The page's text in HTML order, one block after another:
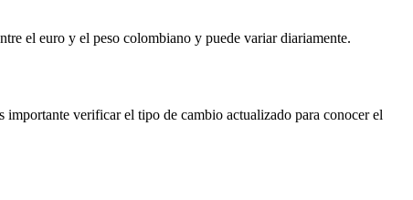
el euro y el peso colombiano y puede variar diariamente.
verificar el tipo de cambio actualizado para conocer el